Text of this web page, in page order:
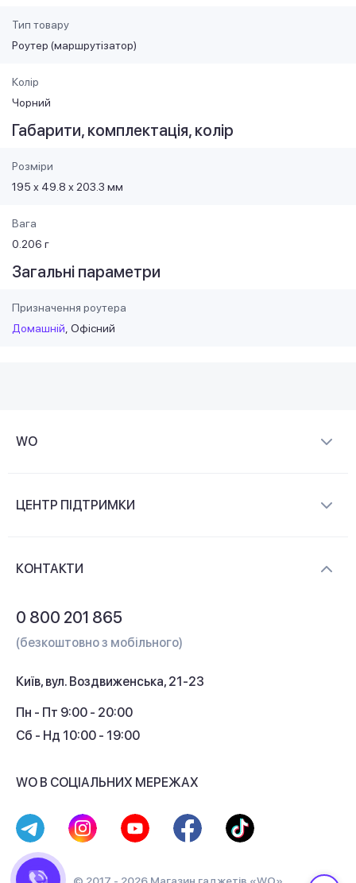
Тип товару
Роутер (маршрутiзатор)
Колір
Чорний
Габарити, комплектація, колір
Розміри
195 х 49.8 х 203.3 мм
Вага
0.206 г
Загальні параметри
Призначення роутера
Домашній Офісний
WO
Контакти
ЦЕНТР ПІДТРИМКИ
Кешбек
КОНТАКТИ
0 800 201 865
(безкоштовно з мобільного)
Київ, вул. Воздвиженська, 21-23
Пн - Пт 9:00 - 20:00
Сб - Нд 10:00 - 19:00
WO В СОЦІАЛЬНИХ МЕРЕЖАХ